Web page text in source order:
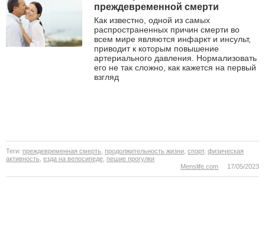
преждевременной смерти
Как известно, одной из самых
распространенных причин смерти во
всем мире являются инфаркт и инсульт,
приводит к которым повышение
артериального давления. Нормализовать
его не так сложно, как кажется на первый
взгляд
Теги: преждевременная смерть продолжительность жизни спорт, физическая
активность езда на велосипеде пешие прогулки
17/05/2023
Menslife.com